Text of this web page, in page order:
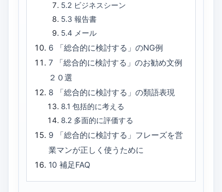
5.2 ビジネスシーン
5.3 報告書
5.4 メール
6
「総合的に検討する」のNG例
7
「総合的に検討する」のお勧め文例
２０選
8
「総合的に検討する」の類語表現
8.1 包括的に考える
8.2 多面的に評価する
9
「総合的に検討する」フレーズを営
業マンが正しく使うために
10補足FAQ